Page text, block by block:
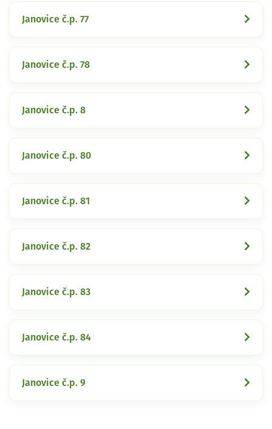
Janovice č.p. 77
Janovice č.p. 78
Janovice č.p. 8
Janovice č.p. 80
Janovice č.p. 81
Janovice č.p. 82
Janovice č.p. 83
Janovice č.p. 84
Janovice č.p. 9